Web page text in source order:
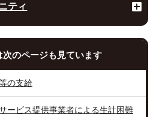
ティ
のページも見ています
の支給
ービス提供事業者による生計困難